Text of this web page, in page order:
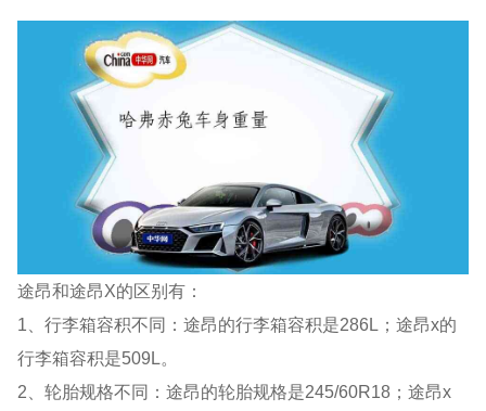
途昂和途昂X的区别有：
1、行李箱容积不同：途昂的行李箱容积是286L；途昂x的
行李箱容积是509L。
2、轮胎规格不同：途昂的轮胎规格是245/60R18；途昂x